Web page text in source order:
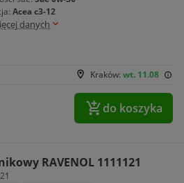
Acea c3-12
danych
Kraków: wt. 11.08
do koszyka
RAVENOL 1111121